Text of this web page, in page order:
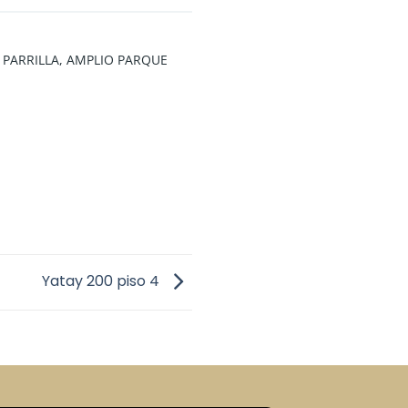
AMPLIO PARQUE
Palacio Sans Souci, la casa
Yatay 200 piso 4